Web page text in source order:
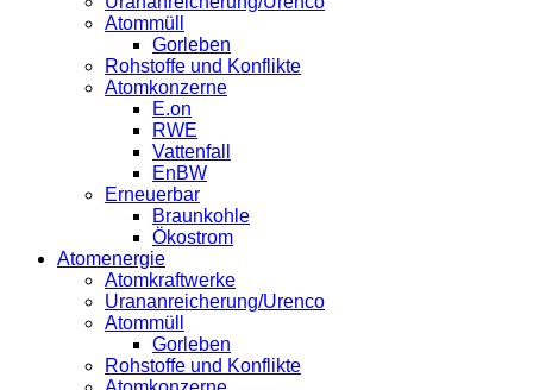
Atommüll
Gorleben
Rohstoffe und Konflikte
Atomkonzerne
E.on
RWE
Vattenfall
EnBW
Erneuerbar
Braunkohle
Ökostrom
Atomenergie
Atomkraftwerke
Urananreicherung/Urenco
Atommüll
Gorleben
Rohstoffe und Konflikte